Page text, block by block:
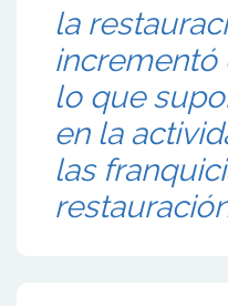
la
incrementó
lo que
en la
las